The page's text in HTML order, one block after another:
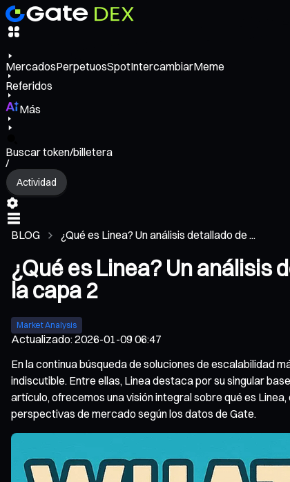
MercadosPerpetuosSpotIntercambiarMeme
Referidos
Más
Buscar token/billetera
/
Actividad
BLOG ¿Qué es Linea? Un análisis detallado de ...
¿Qué es Linea? Un análisis
la capa 2
Market Analysis
Actualizado:2026-01-09 06:47
En la continua búsqueda de soluciones de escalabilidad
indiscutible. Entre ellas, Linea destaca por su singular
artículo, ofrecemos una visión integral sobre qué es
perspectivas de mercado según los datos de Gate.